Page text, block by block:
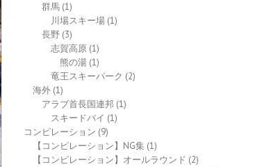
群馬 (1)
川場スキー場 (1)
長野 (3)
志賀高原 (1)
熊の湯 (1)
竜王スキーパーク (2)
海外 (1)
アラブ首長国連邦 (1)
スキードバイ (1)
コンピレーション (9)
【コンピレーション】NG集 (1)
【コンピレーション】オールラウンド (2)